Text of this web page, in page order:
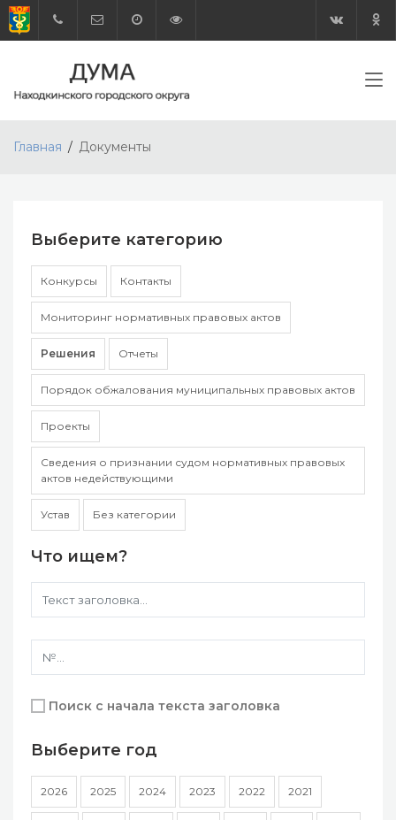
Главная Документы
Выберите категорию
Конкурсы Контакты
Мониторинг нормативных правовых актов
Решения Отчеты
Порядок обжалования муниципальных правовых актов
Проекты
Сведения о признании судом нормативных правовых
актов недействующими
Устав Без категории
Что ищем?
Поиск с начала текста заголовка
Выберите год
2026 2025 2024 2023 2022 2021